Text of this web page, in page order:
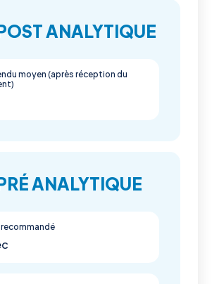
ANALYTIQUE
moyen (après réception du
ANALYTIQUE